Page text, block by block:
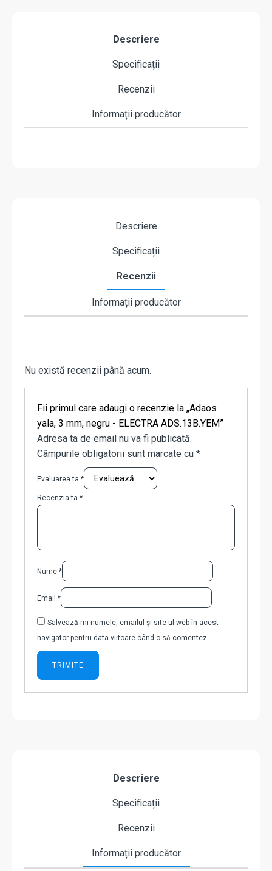
Descriere
Specificații
Recenzii
Informații producător
Descriere
Specificații
Recenzii
Informații producător
Nu există recenzii până acum.
Fii primul care adaugi o recenzie la „Adaos
yala, 3 mm, negru - ELECTRA ADS.13B.YEM”
Adresa ta de email nu va fi publicată.
Câmpurile obligatorii sunt marcate cu *
Evaluarea ta *
Recenzia ta *
Nume *
Email *
Salvează-mi numele, emailul și site-ul web în acest
navigator pentru data viitoare când o să comentez.
Descriere
Specificații
Recenzii
Informații producător